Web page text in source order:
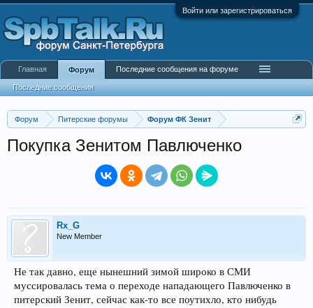
Войти или зарегистрироваться
Форум Питерские форумы Форум ФК Зенит
Покупка Зенитом Павлюченко
Rx_G
New Member
Не так давно, еще нынешний зимой широко в СМИ
муссировалась тема о переходе нападающего Павлюченко в
питерский Зенит, сейчас как-то все поутихло, кто нибудь
Главная Форум
Последние сообщения
Последние сообщения на форуме